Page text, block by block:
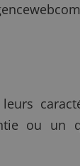
ou un